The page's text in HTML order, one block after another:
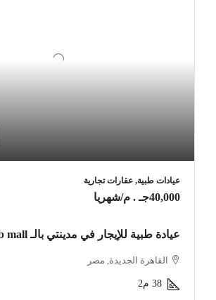
عيادات طبية, عقارات تجارية
40,000جـ . م /شهريا
عيادة طبية للإيجار في مدينتي بالـ East hub mall
القاهرة الجديدة, مصر
38 م2